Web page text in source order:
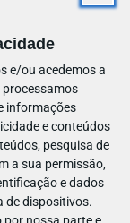
e/ou acedemos a
processamos
informações
e conteúdos
pesquisa de
a sua permissão,
e dados
de dispositivos.
por nossa parte e
23